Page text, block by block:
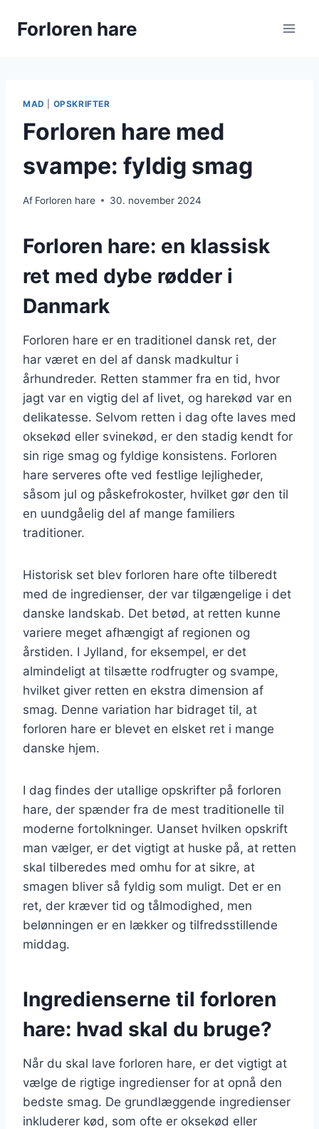
Forloren hare
MAD OPSKRIFTER
Forloren hare med
svampe: fyldig smag
Af Forloren hare 30. november 2024
Forloren hare: en klassisk
ret med dybe rødder i
Danmark
Forloren hare er en traditionel dansk ret, der
har været en del af dansk madkultur i
århundreder. Retten stammer fra en tid, hvor
jagt var en vigtig del af livet, og harekød var en
delikatesse. Selvom retten i dag ofte laves med
oksekød eller svinekød, er den stadig kendt for
sin rige smag og fyldige konsistens. Forloren
hare serveres ofte ved festlige lejligheder,
såsom jul og påskefrokoster, hvilket gør den til
en uundgåelig del af mange familiers
traditioner.
Historisk set blev forloren hare ofte tilberedt
med de ingredienser, der var tilgængelige i det
danske landskab. Det betød, at retten kunne
variere meget afhængigt af regionen og
årstiden. I Jylland, for eksempel, er det
almindeligt at tilsætte rodfrugter og svampe,
hvilket giver retten en ekstra dimension af
smag. Denne variation har bidraget til, at
forloren hare er blevet en elsket ret i mange
danske hjem.
I dag findes der utallige opskrifter på forloren
hare, der spænder fra de mest traditionelle til
moderne fortolkninger. Uanset hvilken opskrift
man vælger, er det vigtigt at huske på, at retten
skal tilberedes med omhu for at sikre, at
smagen bliver så fyldig som muligt. Det er en
ret, der kræver tid og tålmodighed, men
belønningen er en lækker og tilfredsstillende
middag.
Ingredienserne til forloren
hare: hvad skal du bruge?
Når du skal lave forloren hare, er det vigtigt at
vælge de rigtige ingredienser for at opnå den
bedste smag. De grundlæggende ingredienser
inkluderer kød, som ofte er oksekød eller